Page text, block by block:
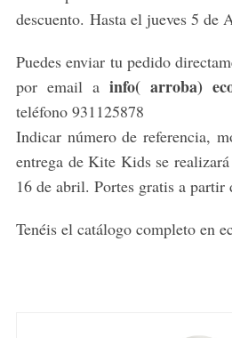
descuento. Hasta el jueves 5 de
Puedes enviar tu pedido
por email a info( arroba)
teléfono 931125878
Indicar número de referencia,
entrega de Kite Kids se
16 de abril. Portes gratis a partir
Tenéis el catálogo completo en